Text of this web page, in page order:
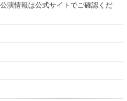
演情報は公式サイトでご確認くだ